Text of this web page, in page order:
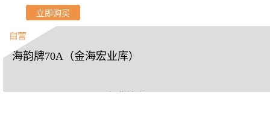
立即购买
海韵牌70A（金海宏业库）